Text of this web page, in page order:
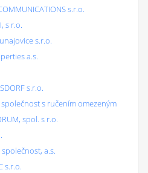
s.r.o.
s r.o.
s.r.o.
a.s.
s.r.o.
s ručením omezeným
spol. s r.o.
a.s.
s.r.o.